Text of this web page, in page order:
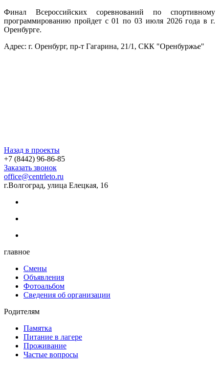
Финал Всероссийских соревнований по спортивному
программированию пройдет с 01 по 03 июля 2026 года в г.
Оренбурге.
Адрес: г. Оренбург, пр-т Гагарина, 21/1, СКК "Оренбуржье"
Назад в проекты
+7 (8442) 96-86-85
Заказать звонок
office@centrleto.ru
г.Волгоград, улица Елецкая, 16
главное
Смены
Объявления
Фотоальбом
Сведения об организации
Родителям
Памятка
Питание в лагере
Проживание
Частые вопросы